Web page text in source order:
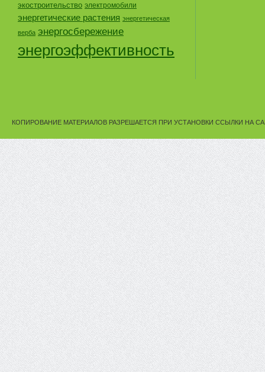
экостроительство электромобили
энергетические растения энергетическая
верба энергосбережение
энергоэффективность
КОПИРОВАНИЕ МАТЕРИАЛОВ РАЗРЕШАЕТСЯ ПРИ УСТАНОВКИ ССЫЛКИ НА САЙТ